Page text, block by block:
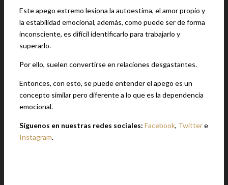
Este apego extremo lesiona la autoestima, el amor propio y
la estabilidad emocional, además, como puede ser de forma
inconsciente, es difícil identificarlo para trabajarlo y
superarlo.
Por ello, suelen convertirse en relaciones desgastantes.
Entonces, con esto, se puede entender el apego es un
concepto similar pero diferente a lo que es la dependencia
emocional.
Síguenos en nuestras redes sociales: Facebook, Twittere
Instagram.